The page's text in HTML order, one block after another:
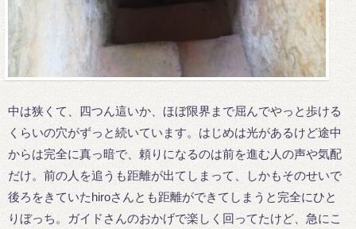
中は狭くて、四つん這いか、ほぼ限界まで屈んでやっと歩ける
くらいの穴がずっと続いています。はじめは光があるけど途中
からは完全に真っ暗で、頼りになるのは前を進む人の声や気配
だけ。前の人を追うも距離が出てしまって、しかもそのせいで
後ろをきていたhiroさんとも距離ができてしまうと完全にひと
りぼっち。ガイドさんのおかげで楽しく回ってたけど、急にこ